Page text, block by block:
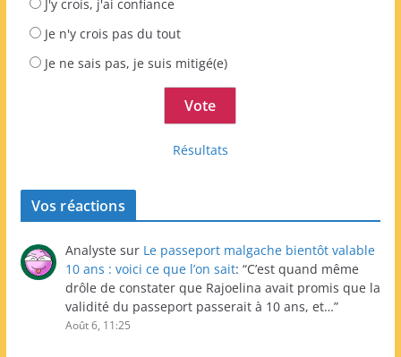
J'y crois, j'ai confiance
Je n'y crois pas du tout
Je ne sais pas, je suis mitigé(e)
Résultats
Vos réactions
Analyste sur Le passeport malgache bientôt valable
10 ans : voici ce que l’on sait: “C’est quand même
drôle de constater que Rajoelina avait promis que la
validité du passeport passerait à 10 ans, et…”
Août 6, 11:25